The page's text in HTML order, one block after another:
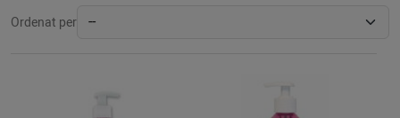
Ordenat per